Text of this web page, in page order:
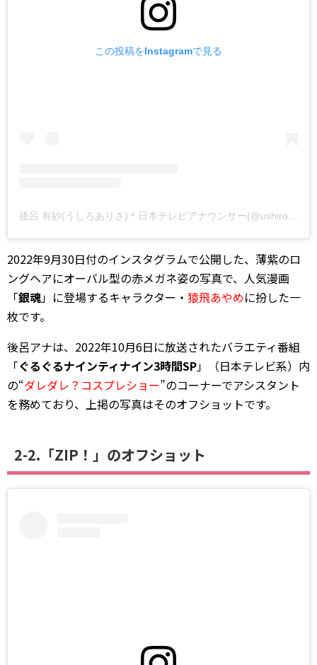
この投稿をInstagramで見る
2022年9月30日付のインスタグラムで公開した、薄紫のロ
ングヘアにオーバル型の赤メガネ姿の写真で、人気漫画
「銀魂」に登場するキャラクター・ 猿飛あやめに扮した一
枚です。
後呂アナは、2022年10月6日に放送されたバラエティ番組
「ぐるぐるナインティナイン3時間SP」（日本テレビ系）内
の“ダレダレ？コスプレショー”のコーナーでアシスタント
を務めており、上掲の写真はそのオフショットです。
2-2.「ZIP！」のオフショット